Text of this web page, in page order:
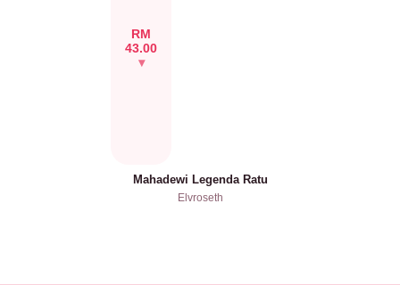
RM
43.00
Mahadewi Legenda Ratu
Elvroseth